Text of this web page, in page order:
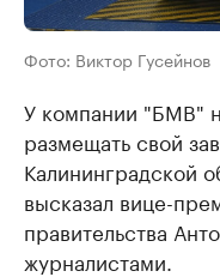
Фото: Виктор Гусейнов
У компании "БМВ"
размещать свой
Калининградской
высказал вице-
правительства
журналистами.